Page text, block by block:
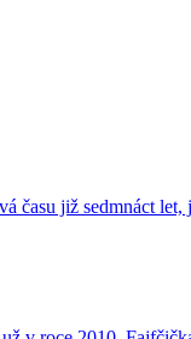
času již sedmnáct let,